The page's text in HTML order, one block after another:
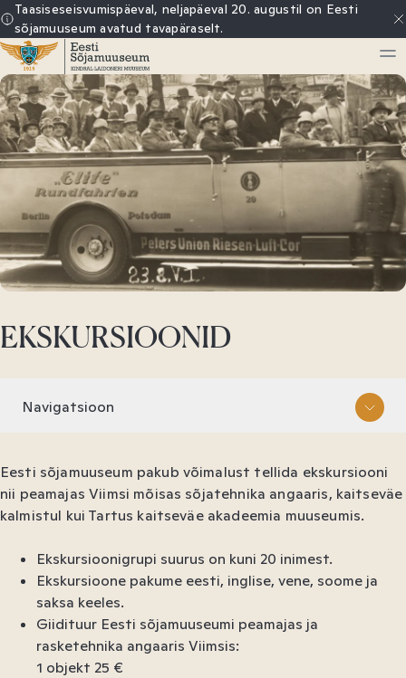
Sisu
juurde
Taasiseseisvumispäeval, neljapäeval 20. augustil on Eesti
sõjamuuseum avatud tavapäraselt.
Eesti
Sõjamuuseum
EKSKURSIOONID
Navigatsioon
Sündmused
Soodustused
Ruumide kasutamine
Korralda oma sündmus
Fotosessioon või filmimine
Eesti sõjamuuseum pakub võimalust tellida ekskursiooni
nii peamajas Viimsi mõisas sõjatehnika angaaris, kaitseväe
kalmistul kui Tartus kaitseväe akadeemia muuseumis.
Ekskursioonigrupi suurus on kuni 20 inimest.
Ekskursioone pakume eesti, inglise, vene, soome ja
saksa keeles.
Giidituur Eesti sõjamuuseumi peamajas ja
rasketehnika angaaris Viimsis:
1 objekt 25 €